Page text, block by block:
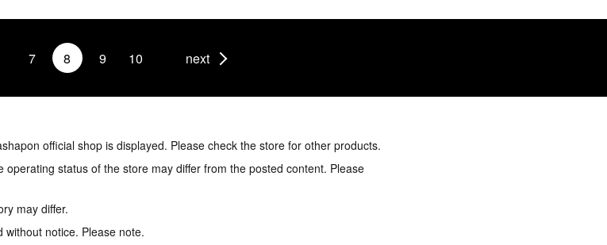
7 8 9 10 next
official shop is displayed. Please check the store for other products.
status of the store may differ from the posted content. Please
may differ.
notice. Please note.